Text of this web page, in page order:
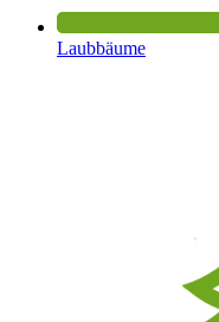
Laubbäume